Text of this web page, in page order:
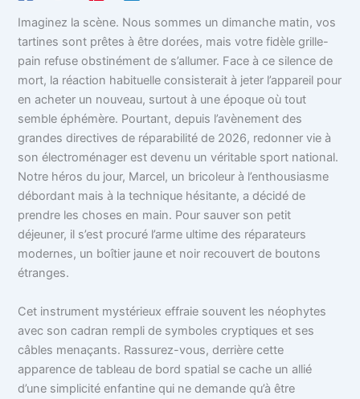
Imaginez la scène. Nous sommes un dimanche matin, vos
tartines sont prêtes à être dorées, mais votre fidèle grille-
pain refuse obstinément de s’allumer. Face à ce silence de
mort, la réaction habituelle consisterait à jeter l’appareil pour
en acheter un nouveau, surtout à une époque où tout
semble éphémère. Pourtant, depuis l’avènement des
grandes directives de réparabilité de 2026, redonner vie à
son électroménager est devenu un véritable sport national.
Notre héros du jour, Marcel, un bricoleur à l’enthousiasme
débordant mais à la technique hésitante, a décidé de
prendre les choses en main. Pour sauver son petit
déjeuner, il s’est procuré l’arme ultime des réparateurs
modernes, un boîtier jaune et noir recouvert de boutons
étranges.
Cet instrument mystérieux effraie souvent les néophytes
avec son cadran rempli de symboles cryptiques et ses
câbles menaçants. Rassurez-vous, derrière cette
apparence de tableau de bord spatial se cache un allié
d’une simplicité enfantine qui ne demande qu’à être